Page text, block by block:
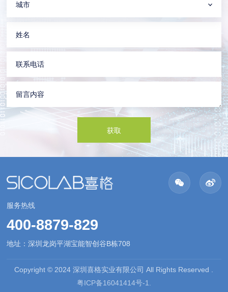
城市
服务热线
400-8879-829
地址：深圳龙岗平湖宝能智创谷B栋708
Copyright © 2024 深圳喜格实业有限公司 All Rights Reserved .
粤ICP备16041414号-1.